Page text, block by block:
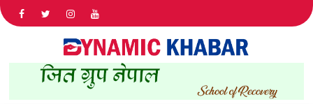
IN NEPAL